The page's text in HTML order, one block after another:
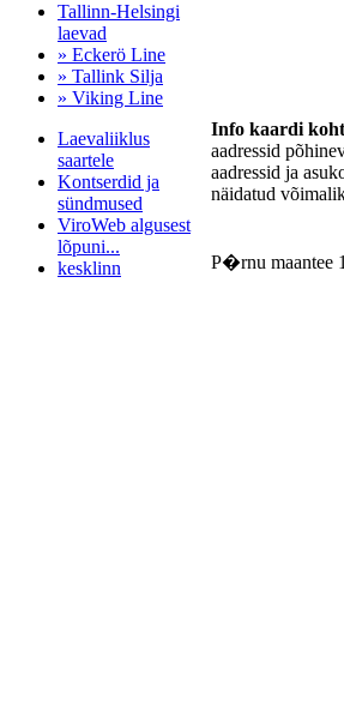
Tallinn-Helsingi
laevad
» Eckerö Line
» Tallink Silja
» Viking Line
Laevaliiklus
saartele
Kontserdid ja
sündmused
ViroWeb algusest
lõpuni...
kesklinn
Info kaardi
aadressid
aadressid ja
näidatud
P�rnu maantee